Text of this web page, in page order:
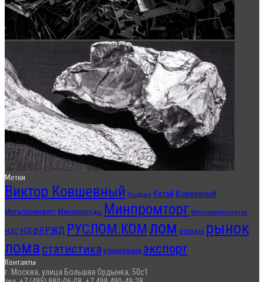
Метки
Виктор Ковшевный Госдума Китай Ковшевный
Металлоинвест Минприроды Минпромторг Минэкономразвития
НДС НДФЛ РЖД РУСЛОМ.КОМ лом отходы рынок
лома статистика утилизация экспорт
Контакты
г. Москва, улица Большая Ордынка, 50с1